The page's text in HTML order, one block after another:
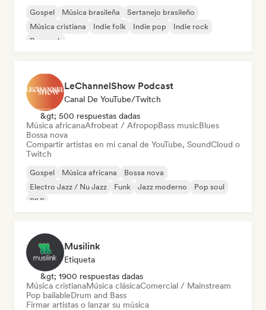
Gospel Música brasileña
Sertanejo brasileño
Música cristiana
Indie folk Indie pop
Indie rock
Pop rock
LeChannelShow Podcast
Canal De YouTube/Twitch
&gt; 500 respuestas dadas
Música africanaAfrobeat / AfropopBass musicBlues
Bossa nova
Compartir artistas en mi canal de YouTube, SoundCloud o
Twitch
Gospel Música africana
Bossa nova
Electro Jazz / Nu Jazz
Funk Jazz moderno
Pop soul
R&B
Musilink
Etiqueta
&gt; 1900 respuestas dadas
Música cristianaMúsica clásicaComercial / Mainstream
Pop bailableDrum and Bass
Firmar artistas o lanzar su música